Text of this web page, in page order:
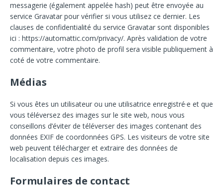
messagerie (également appelée hash) peut être envoyée au
service Gravatar pour vérifier si vous utilisez ce dernier. Les
clauses de confidentialité du service Gravatar sont disponibles
ici : https://automattic.com/privacy/. Après validation de votre
commentaire, votre photo de profil sera visible publiquement à
coté de votre commentaire.
Médias
Si vous êtes un utilisateur ou une utilisatrice enregistré·e et que
vous téléversez des images sur le site web, nous vous
conseillons d’éviter de téléverser des images contenant des
données EXIF de coordonnées GPS. Les visiteurs de votre site
web peuvent télécharger et extraire des données de
localisation depuis ces images.
Formulaires de contact